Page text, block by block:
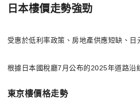
日本樓價走勢強勁
受惠於低利率政策、房地產供應短缺、
根據日本國稅廳7月公布的2025年道路沿
東京樓價格走勢